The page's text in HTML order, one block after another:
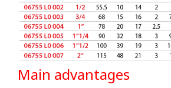
Main advantages